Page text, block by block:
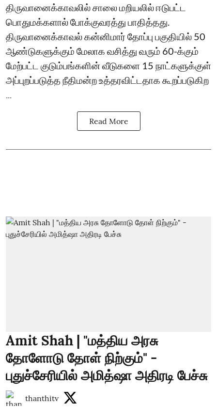
திருவானைக்காவலில் சாலை மறியலில் ஈடுபட்ட
பொதுமக்களால் போக்குவரத்து பாதித்தது.
திருவானைக்காவல் கன்னிமார் தோப்பு பகுதியில் 50
ஆண்டுகளுக்கும் மேலாக வசித்து வரும் 60-க்கும்
மேற்பட்ட குடும்பங்களின் வீடுகளை 15 நாட்களுக்குள்
அப்புறப்படுத்த நீதிமன்ற உத்தரவிட்டதாக கூறப்படுகிற
Read More
Amit Shah | "மத்திய அரசு
தோளோடு தோள் நிற்கும்" -
புதுச்சேரியில் அமித்ஷா அதிரடி பேச்சு
thanthitv